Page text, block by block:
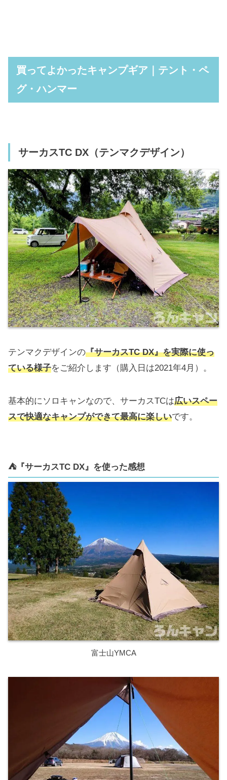
買ってよかったキャンプギア｜テント・ペ
グ・ハンマー
サーカスTC DX（テンマクデザイン）
テンマクデザインの『サーカスTC DX』を実際に使っ
ている様子をご紹介します（購入日は2021年4月）。
基本的にソロキャンなので、サーカスTCは広いスペー
スで快適なキャンプができて最高に楽しいです。
⛺️『サーカスTC DX』を使った感想
富士山YMCA